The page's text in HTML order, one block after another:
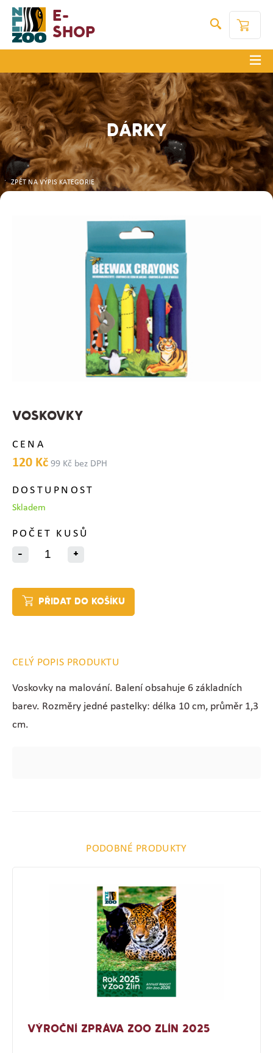
E-
Shop
DÁRKY
ZPĚT NA VÝPIS KATEGORIE
VOSKOVKY
CENA
120 Kč 99 Kč bez DPH
DOSTUPNOST
Skladem
POČET KUSŮ
-
+
PŘIDAT DO KOŠÍKU
CELÝ POPIS PRODUKTU
Voskovky na malování. Balení obsahuje 6 základních
barev. Rozměry jedné pastelky: délka 10 cm, průměr 1,3
cm.
PODOBNÉ PRODUKTY
VÝROČNÍ ZPRÁVA ZOO ZLÍN 2025